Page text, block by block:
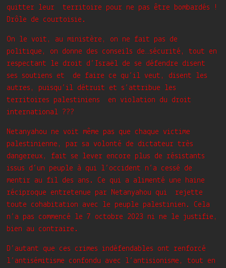
quitter leur territoire pour ne pas être bombardés !
Drôle de courtoisie.
On le voit, au ministère, on ne fait pas de
politique, on donne des conseils de…sécurité, tout en
respectant le droit d’Israël de se défendre disent
ses soutiens et de faire ce qu’il veut, disent les
autres, puisqu’il détruit et s’attribue les
territoires palestiniens en violation du droit
international ???
Netanyahou ne voit même pas que chaque victime
palestinienne, par sa volonté de dictateur très
dangereux, fait se lever encore plus de résistants
issus d’un peuple à qui l’occident n’a cessé de
mentir au fil des ans. Ce qui a alimenté une haine
réciproque entretenue par Netanyahou qui rejette
toute cohabitation avec le peuple palestinien. Cela
n’a pas commencé le 7 octobre 2023 ni ne le justifie,
bien au contraire.
D’autant que ces crimes indéfendables ont renforcé
l’antisémitisme confondu avec l’antisionisme, tout en